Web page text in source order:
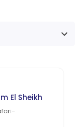
El Sheikh